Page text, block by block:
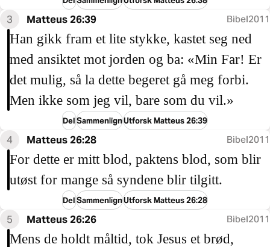
3 Matteus 26:39 Bibel2011
Han gikk fram et lite stykke, kastet seg ned
med ansiktet mot jorden og ba: «Min Far! Er
det mulig, så la dette begeret gå meg forbi.
Men ikke som jeg vil, bare som du vil.»
DelSammenlignUtforsk Matteus 26:39
4 Matteus 26:28 Bibel2011
For dette er mitt blod, paktens blod, som blir
utøst for mange så syndene blir tilgitt.
DelSammenlignUtforsk Matteus 26:28
5 Matteus 26:26 Bibel2011
Mens de holdt måltid, tok Jesus et brød,